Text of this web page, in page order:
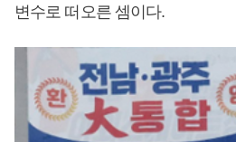
변수로 떠오른 셈이다.